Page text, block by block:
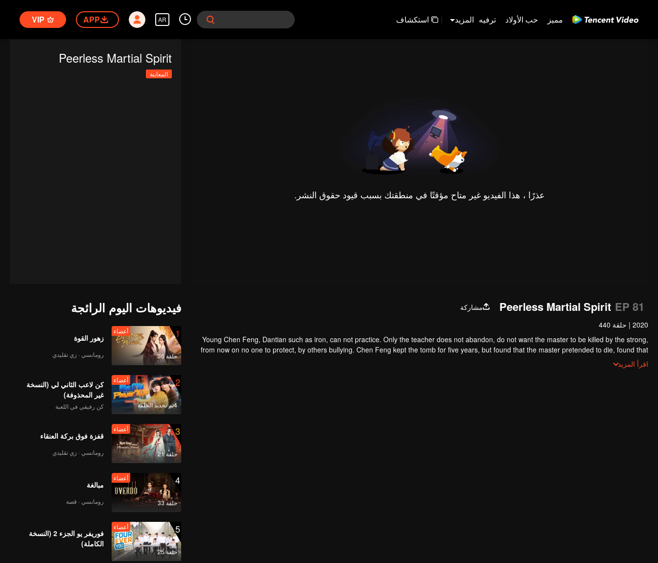
مميز حب الأولاد ترفيه المزيد | استكشاف AR
APP
VIP
عذرًا ، هذا الفيديو غير متاح مؤقتًا في منطقتك بسبب قيود حقوق النشر.
Peerless Martial Spirit
المعاينة
Peerless Martial Spirit EP 81
مشاركة
2020
| حلقة 440
Young Chen Feng, Dantian such as iron, can not practice. Only the teacher does not abandon, do not want the master to be killed by the strong,
from now on no one to protect, by others bullying. Chen Feng kept the tomb for five years, but found that the master pretended to die, found that
the master left the supreme dragon blood, mysterious ancient tripod. From then on, Chen Feng rose up against the sky, set foot on the road to find
the master and become the strong.
اقرأ المزيد
فيديوهات اليوم الرائجة
1
حلقة 36
أعضاء
زهور القوة
رومانسي · زي تقليدي
2
4تم تجديد الحلقة
أعضاء
كن لاعب الثاني لي (النسخة
غير المحذوفة)
كن رفيقي في اللعبة
3
حلقة 21
أعضاء
قفزة فوق بركة العنقاء
رومانسي · زي تقليدي
4
حلقة 33
أعضاء
مبالغة
رومانسي · قصة
5
حلقة 25
أعضاء
فوريفر يو الجزء 2 (النسخة
الكاملة)